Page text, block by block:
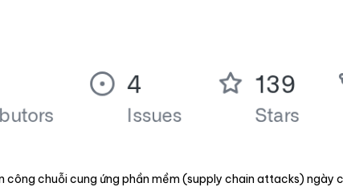
công chuỗi cung ứng phần mềm (supply chain attacks)